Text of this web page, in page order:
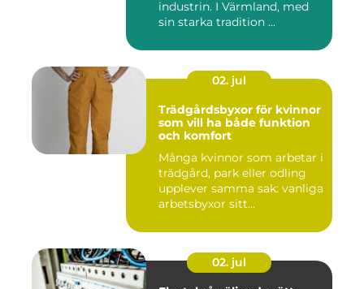
industrin. I Värmland, med
sin starka tradition ...
02. jul
Trädgårdsbyxor för kvinnor
som vill ha både funktion
och komfort
Många kvinnor som arbetar i
trädgård, park eller odling
upplever samma sak: vanliga
arbetsbyxor sitt...
02. jul